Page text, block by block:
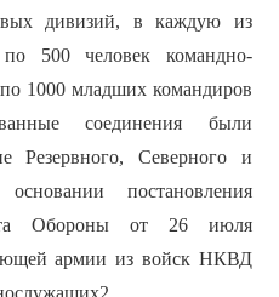
дивизий, в каждую из
500 человек командно-
1000 младших командиров
соединения были
Резервного, Северного и
постановления
Обороны от 26 июля
армии из войск НКВД